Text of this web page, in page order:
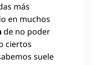
más
en muchos
de no poder
ciertos
suele